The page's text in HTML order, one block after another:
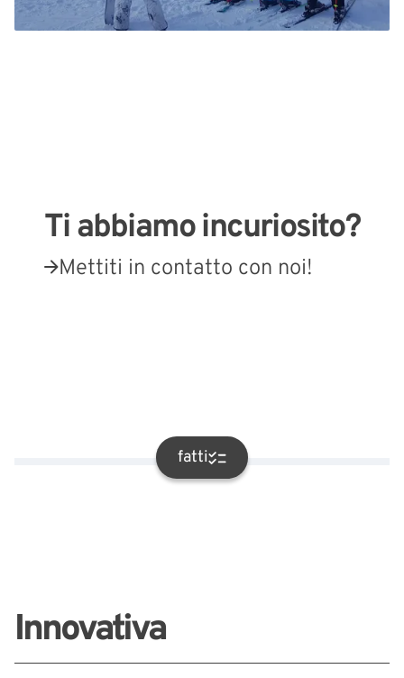
Ti abbiamo incuriosito?
Mettiti in contatto con noi!
fatti
Innovativa